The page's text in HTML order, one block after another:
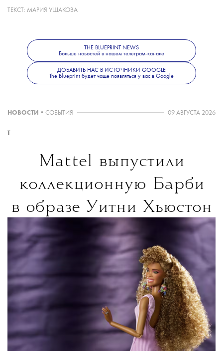
полицейскую будку в лондонском Сити в
В России муралов Бэнкси нет, но стрит-арт,
конечно, есть. Один из лучших городов для
знакомства с ним — Екатеринбург; об этом
мы рассказывализдесь.
ТЕКСТ: МАРИЯ УШАКОВА
THE BLUEPRINT NEWS
Больше новостей в нашем телеграм-канале
ДОБАВИТЬ НАС В ИСТОЧНИКИ GOOGLE
The Blueprint будет чаще появляться у вас в Google
НОВОСТИ • СОБЫТИЯ 09 АВГУСТА 2026
T
Mattel выпустили
коллекционную Барби
в образе Уитни Хьюстон